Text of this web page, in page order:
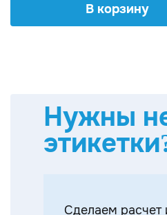
В корзину
Нужны
Cделаем расчет